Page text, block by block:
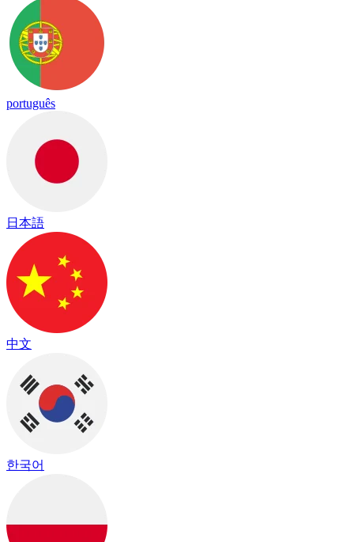
português
日本語
中文
한국어